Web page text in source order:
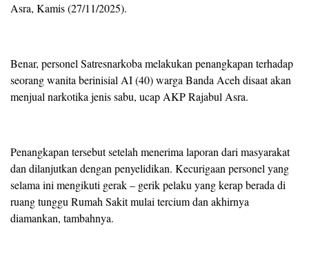
Asra, Kamis (27/11/2025).
Benar, personel Satresnarkoba melakukan penangkapan terhadap
seorang wanita berinisial AI (40) warga Banda Aceh disaat akan
menjual narkotika jenis sabu, ucap AKP Rajabul Asra.
Penangkapan tersebut setelah menerima laporan dari masyarakat
dan dilanjutkan dengan penyelidikan. Kecurigaan personel yang
selama ini mengikuti gerak – gerik pelaku yang kerap berada di
ruang tunggu Rumah Sakit mulai tercium dan akhirnya
diamankan, tambahnya.